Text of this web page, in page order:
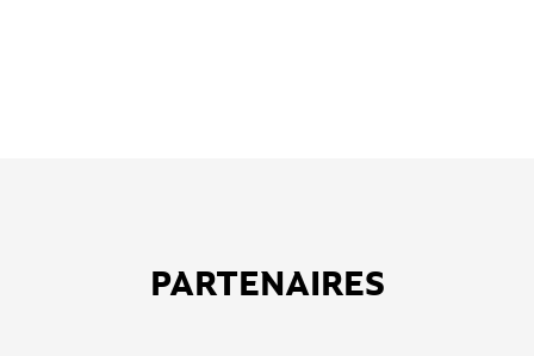
PARTENAIRES